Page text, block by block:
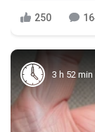
250
3 h 52 min